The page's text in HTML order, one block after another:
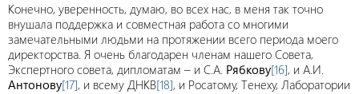
Конечно, уверенность, думаю, во всех нас, в меня так точно
внушала поддержка и совместная работа со многими
замечательными людьми на протяжении всего периода моего
директорства. Я очень благодарен членам нашего Совета,
Экспертного совета, дипломатам – и С.А. Рябкову[16], и А.И.
Антонову[17], и всему ДНКВ[18], и Росатому, Тенеху, Лаборатории